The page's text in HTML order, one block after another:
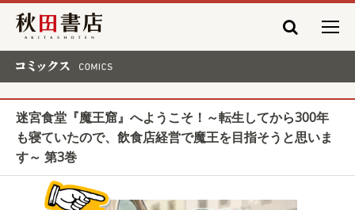
秋田書店
迷宮食堂『魔王窟』へようこそ！～転生してから300年
も寝ていたので、飲食店経営で魔王を目指そうと思いま
す～ 第3巻